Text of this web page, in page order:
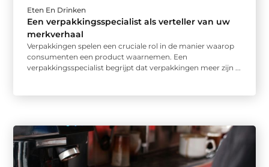
Eten En Drinken
Een verpakkingsspecialist als verteller van uw
merkverhaal
Verpakkingen spelen een cruciale rol in de manier waarop
consumenten een product waarnemen. Een
verpakkingsspecialist begrijpt dat verpakkingen meer zijn ...